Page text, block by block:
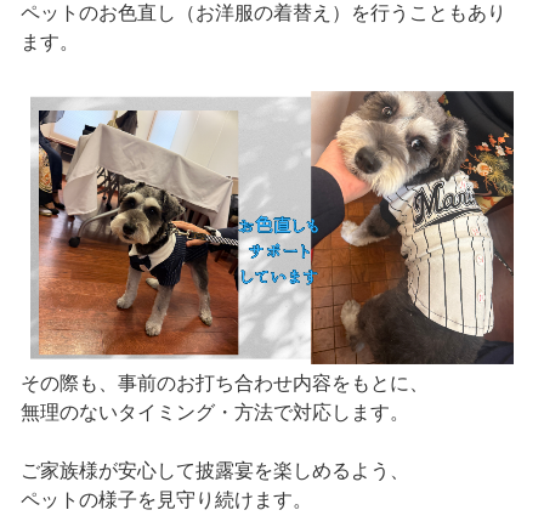
ペットのお色直し（お洋服の着替え）を行うこともあり
ます。
その際も、事前のお打ち合わせ内容をもとに、
無理のないタイミング・方法で対応します。
ご家族様が安心して披露宴を楽しめるよう、
ペットの様子を見守り続けます。